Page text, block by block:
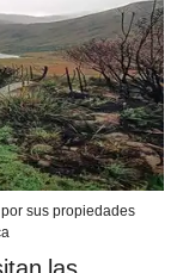
sus propiedades